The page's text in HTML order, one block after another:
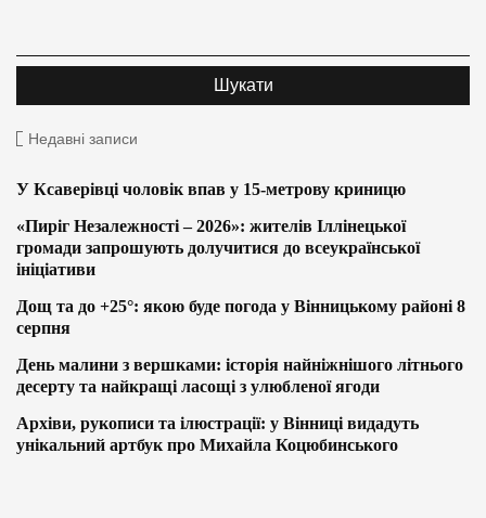
Недавні записи
У Ксаверівці чоловік впав у 15-метрову криницю
«Пиріг Незалежності – 2026»: жителів Іллінецької
громади запрошують долучитися до всеукраїнської
ініціативи
Дощ та до +25°: якою буде погода у Вінницькому районі 8
серпня
День малини з вершками: історія найніжнішого літнього
десерту та найкращі ласощі з улюбленої ягоди
Архіви, рукописи та ілюстрації: у Вінниці видадуть
унікальний артбук про Михайла Коцюбинського